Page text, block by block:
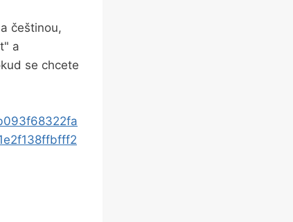
‌češtinou,
a⁤
se chcete